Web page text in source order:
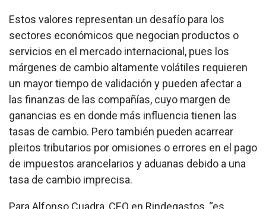
Estos valores representan un desafío para los
sectores económicos que negocian productos o
servicios en el mercado internacional, pues los
márgenes de cambio altamente volátiles requieren
un mayor tiempo de validación y pueden afectar a
las finanzas de las compañías, cuyo margen de
ganancias es en donde más influencia tienen las
tasas de cambio. Pero también pueden acarrear
pleitos tributarios por omisiones o errores en el pago
de impuestos arancelarios y aduanas debido a una
tasa de cambio imprecisa.